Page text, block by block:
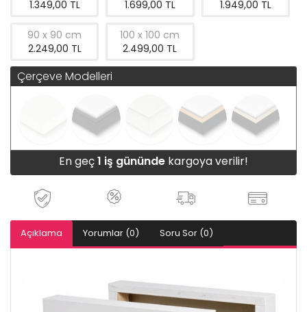
1.349,00 TL
1.699,00 TL
1.949,00 TL
90 x 90 cm
2.249,00 TL
100 x 100 cm
2.499,00 TL
Çerçeve Modelleri
En geç1 iş gününde kargoya verilir!
Açıklama Yorumlar (0) Soru Sor (0)